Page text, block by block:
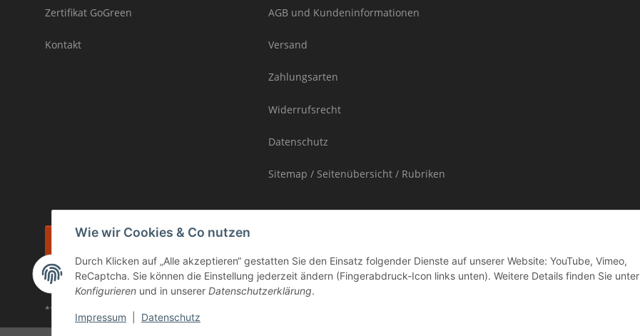
Wie wir Cookies & Co nutzen
Durch Klicken auf „Alle akzeptieren“ gestatten Sie den Einsatz folgender Dienste auf unserer Website: YouTube, Vimeo,
ReCaptcha. Sie können die Einstellung jederzeit ändern (Fingerabdruck-Icon links unten). Weitere Details finden Sie unter
Konfigurieren und in unserer Datenschutzerklärung.
Impressum Datenschutz
Zertifikat GoGreen
Kontakt
AGB und Kundeninformationen
Versand
Zahlungsarten
Widerrufsrecht
Datenschutz
Sitemap / Seitenübersicht / Rubriken
Vertrag widerrufen
* inkl. MwSt., zzgl.Versand
Die Ware unterliegt der Differenzbesteuerung. Daher wird die im Kaufpreis enthaltene Umsatzsteuer in der Rechnung nicht gesondert ausgewiesen.
** gilt für Lieferungen innerhalb Deutschlands, Lieferzeiten für andere Länder entnehmen Sie bitte der Schaltfläche "Versand"